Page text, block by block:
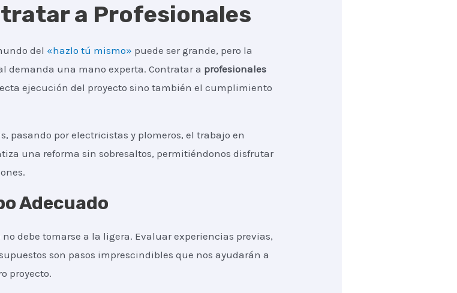
a Profesionales
del «hazlo tú mismo» puede ser grande, pero la
demanda una mano experta. Contratar a profesionales
ejecución del proyecto sino también el cumplimiento
pasando por electricistas y plomeros, el trabajo en
una reforma sin sobresaltos, permitiéndonos disfrutar
Adecuado
debe tomarse a la ligera. Evaluar experiencias previas,
son pasos imprescindibles que nos ayudarán a
proyecto.